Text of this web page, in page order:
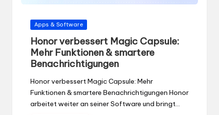
Gepostet
Apps & Software
Honor verbessert Magic Capsule:
Mehr Funktionen & smartere
Benachrichtigungen
Honor verbessert Magic Capsule: Mehr
Funktionen & smartere Benachrichtigungen Honor
arbeitet weiter an seiner Software und bringt…